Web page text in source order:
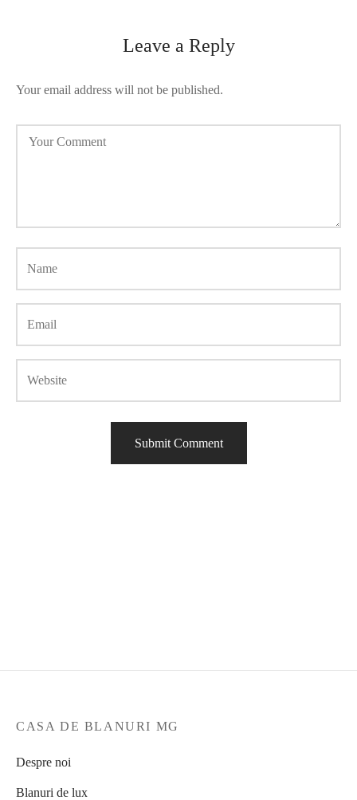
Leave a Reply
Your email address will not be published.
CASA DE BLANURI MG
Despre noi
Blanuri de lux